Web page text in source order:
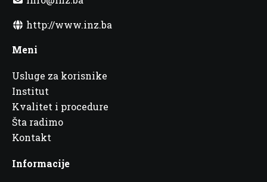
http://www.inz.ba
Meni
Usluge za korisnike
Institut
Kvalitet i procedure
Šta radimo
Kontakt
Informacije